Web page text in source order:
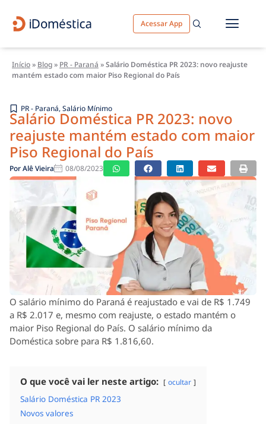
Acessar App
Início» Blog» PR - Paraná »Salário Doméstica PR 2023: novo reajuste
mantém estado com maior Piso Regional do País
PR - Paraná,Salário Mínimo
Salário Doméstica PR 2023: novo
reajuste mantém estado com maior
Piso Regional do País
PorAlê Vieira 08/08/2023
O salário mínimo do Paraná é reajustado e vai de R$ 1.749
a R$ 2.017 e, mesmo com reajuste, o estado mantém o
maior Piso Regional do País. O salário mínimo da
Doméstica sobre para R$ 1.816,60.
O que você vai ler neste artigo: ocultar
Salário Doméstica PR 2023
Novos valores